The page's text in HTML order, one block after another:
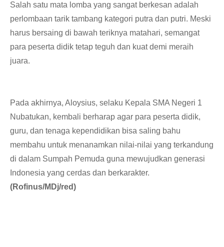
Salah satu mata lomba yang sangat berkesan adalah
perlombaan tarik tambang kategori putra dan putri. Meski
harus bersaing di bawah teriknya matahari, semangat
para peserta didik tetap teguh dan kuat demi meraih
juara.
Pada akhirnya, Aloysius, selaku Kepala SMA Negeri 1
Nubatukan, kembali berharap agar para peserta didik,
guru, dan tenaga kependidikan bisa saling bahu
membahu untuk menanamkan nilai-nilai yang terkandung
di dalam Sumpah Pemuda guna mewujudkan generasi
Indonesia yang cerdas dan berkarakter.
(Rofinus/MDj/red)